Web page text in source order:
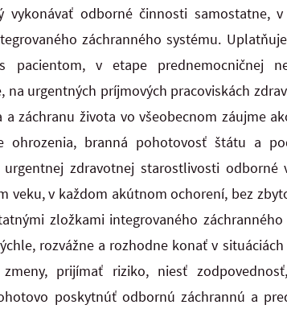
vykonávať odborné činnosti samostatne,
záchranného systému.
v etape prednemocničnej
na urgentných príjmových pracoviskách
a záchranu života vo všeobecnom záujme
ohrozenia, branná pohotovosť štátu a
zdravotnej starostlivosti odborné
veku, v každom akútnom ochorení, bez
zložkami integrovaného
rozvážne a rozhodne konať v
prijímať riziko, niesť
poskytnúť odbornú záchrannú a